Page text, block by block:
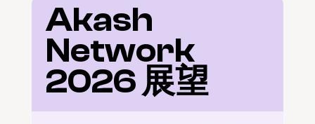
Akash
Network
2026 展望